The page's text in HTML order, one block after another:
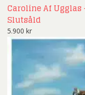
Caroline Af Ugglas
Slutsåld
5.900 kr